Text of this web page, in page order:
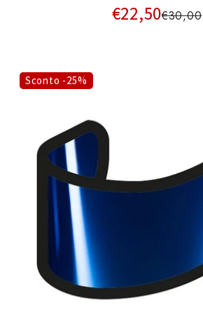
€22,50€30,00
Sconto -25%